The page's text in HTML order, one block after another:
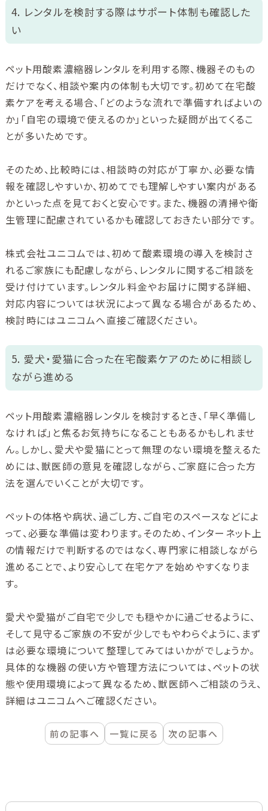
4. レンタルを検討する際はサポート体制も確認した
い
ペット用酸素濃縮器レンタルを利用する際、機器そのもの
だけでなく、相談や案内の体制も大切です。初めて在宅酸
素ケアを考える場合、「どのような流れで準備すればよいの
か」「自宅の環境で使えるのか」といった疑問が出てくるこ
とが多いためです。
そのため、比較時には、相談時の対応が丁寧か、必要な情
報を確認しやすいか、初めてでも理解しやすい案内がある
かといった点を見ておくと安心です。また、機器の清掃や衛
生管理に配慮されているかも確認しておきたい部分です。
株式会社ユニコムでは、初めて酸素環境の導入を検討さ
れるご家族にも配慮しながら、レンタルに関するご相談を
受け付けています。レンタル料金やお届けに関する詳細、
対応内容については状況によって異なる場合があるため、
検討時にはユニコムへ直接ご確認ください。
5. 愛犬・愛猫に合った在宅酸素ケアのために相談し
ながら進める
ペット用酸素濃縮器レンタルを検討するとき、「早く準備し
なければ」と焦るお気持ちになることもあるかもしれませ
ん。しかし、愛犬や愛猫にとって無理のない環境を整えるた
めには、獣医師の意見を確認しながら、ご家庭に合った方
法を選んでいくことが大切です。
ペットの体格や病状、過ごし方、ご自宅のスペースなどによ
って、必要な準備は変わります。そのため、インターネット上
の情報だけで判断するのではなく、専門家に相談しながら
進めることで、より安心して在宅ケアを始めやすくなりま
す。
愛犬や愛猫がご自宅で少しでも穏やかに過ごせるように、
そして見守るご家族の不安が少しでもやわらぐように、まず
は必要な環境について整理してみてはいかがでしょうか。
具体的な機器の使い方や管理方法については、ペットの状
態や使用環境によって異なるため、獣医師へご相談のうえ、
詳細はユニコムへご確認ください。
前の記事へ 一覧に戻る 次の記事へ